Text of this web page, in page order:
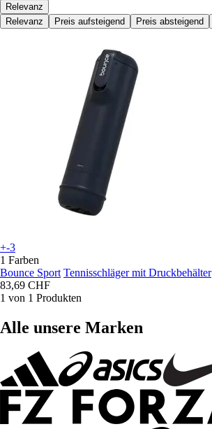
Relevanz
Relevanz
Preis aufsteigend Preis absteigend
+-3
1 Farben
Bounce Sport Tennisschläger mit Druckbehälter
83,69 CHF
1 von 1 Produkten
Alle unsere Marken